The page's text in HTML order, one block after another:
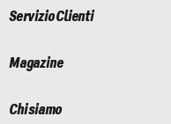
Servizio Clienti
Magazine
Chi siamo